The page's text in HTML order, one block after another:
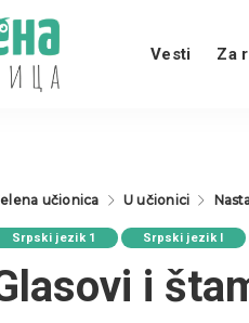
Vesti Za
učionica U učionici
Srpski jezik 1 Srpski jezik I
i